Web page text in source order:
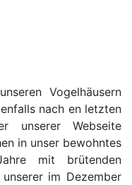
Vogelhäusern
nach en letzten
unserer Webseite
in unser bewohntes
mit brütenden
im Dezember